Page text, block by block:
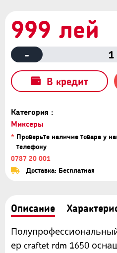
Категория :
Миксеры
* Проверьте наличие товара у
телефону
0787 20 001
Доставка: Бесплатная
999 лей
- 1
В кредит
Описание
ер craftet rdm 1650